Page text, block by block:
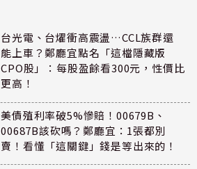
台光電、台燿衝高震盪…CCL族群還
能上車？鄭廳宜點名「這檔隱藏版
CPO股」：每股盈餘看300元，性價比
更高！
美債殖利率破5%慘賠！00679B、
00687B該砍嗎？鄭廳宜：1張都別
賣！看懂「這關鍵」錢是等出來的！